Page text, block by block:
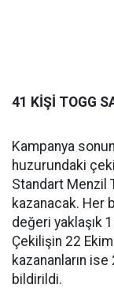
41 KİŞİ TOGG
Kampanya
huzurundaki
Standart Menzil
kazanacak. Her
değeri yaklaşık
Çekilişin 22
kazananların
bildirildi.